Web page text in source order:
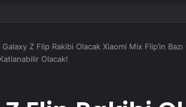
Galaxy Z Flip Rakibi Olacak Xiaomi Mix Flip’in Bazı
Olacak!